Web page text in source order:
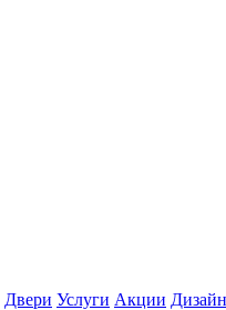
Двери Услуги Акции